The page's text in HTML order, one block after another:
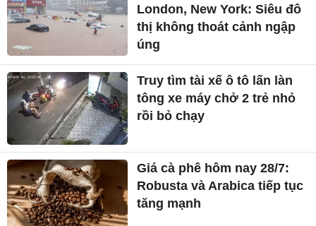
London, New York: Siêu đô
thị không thoát cảnh ngập
úng
Truy tìm tài xế ô tô lấn làn
tông xe máy chở 2 trẻ nhỏ
rồi bỏ chạy
Giá cà phê hôm nay 28/7:
Robusta và Arabica tiếp tục
tăng mạnh